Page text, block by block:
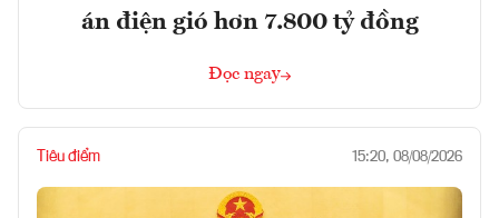
án điện gió hơn 7.800 tỷ đồng
Đọc ngay
Tiêu điểm 15:20, 08/08/2026